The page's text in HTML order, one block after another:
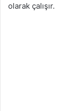
olarak çalışır.